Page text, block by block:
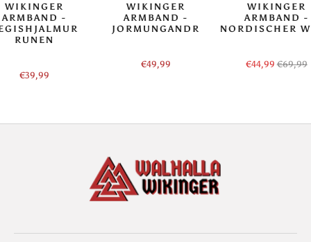
WIKINGER
ARMBAND -
RUNEN
€39,99
WIKINGER
ARMBAND -
JORMUNGANDR
€49,99
WIKINGER
ARMBAND -
NORDISCHER
€44,99 €69,99